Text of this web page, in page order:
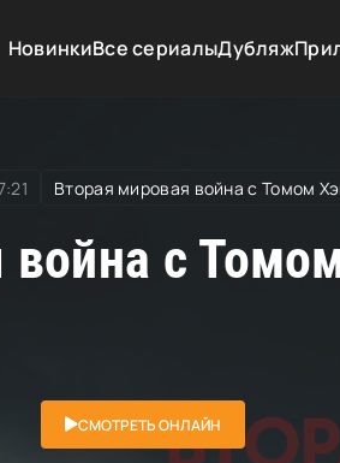
НовинкиВсе сериалыДубляж
Вторая мировая война с Томом
с
СМОТРЕТЬ ОНЛАЙН